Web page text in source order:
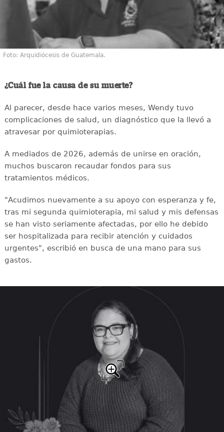
Foto: Arquidiócesis de Guatemala.
¿Cuál fue la causa de su muerte?
Al parecer, desde hace varios meses, Wendy tuvo
complicaciones de salud, un diagnóstico que la llevó a
atravesar por quimioterapias.
A mediados de 2026, además de unirse en oración,
muchos buscaron recaudar fondos para sus
tratamientos médicos.
"Acudimos nuevamente a su apoyo con esperanza y fe,
tras mi segunda quimioterapia, mi salud y mis defensas
se han visto seriamente afectadas, por ello he debido
ser hospitalizada para recibir atención y cuidados
urgentes", escribió en busca de una mano para sus
gastos.